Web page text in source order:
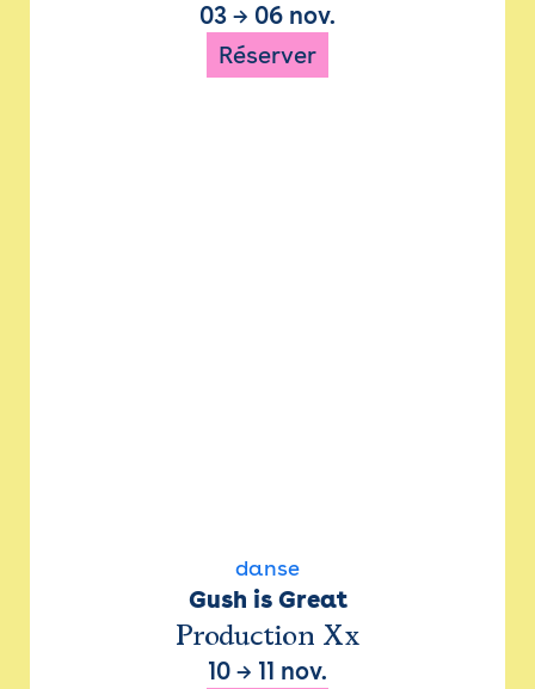
03 → 06 nov.
Réserver
danse
Gush is Great
Production Xx
10 → 11 nov.